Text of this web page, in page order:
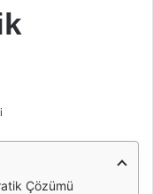
Çözümü